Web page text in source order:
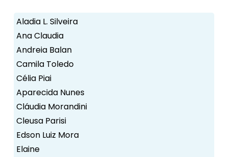
Aladia L. Silveira
Ana Claudia
Andreia Balan
Camila Toledo
Célia Piai
Aparecida Nunes
Cláudia Morandini
Cleusa Parisi
Edson Luiz Mora
Elaine